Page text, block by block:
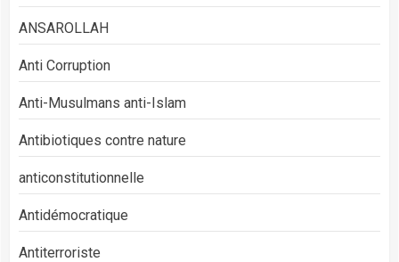
ANSAROLLAH
Anti Corruption
Anti-Musulmans anti-Islam
Antibiotiques contre nature
anticonstitutionnelle
Antidémocratique
Antiterroriste